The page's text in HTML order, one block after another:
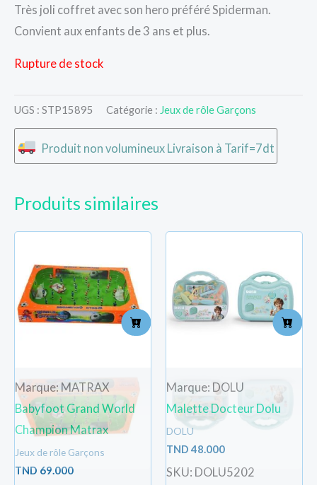
Très joli coffret avec son hero préféré Spiderman.
Convient aux enfants de 3 ans et plus.
Rupture de stock
UGS : STP15895 Catégorie : Jeux de rôle Garçons
Produit non volumineux Livraison à Tarif=7dt
Produits similaires
Marque: MATRAX
Babyfoot Grand World
Champion Matrax
Jeux de rôle Garçons
TND 69.000
Marque: DOLU
Malette Docteur Dolu
DOLU
TND 48.000
SKU: DOLU5202